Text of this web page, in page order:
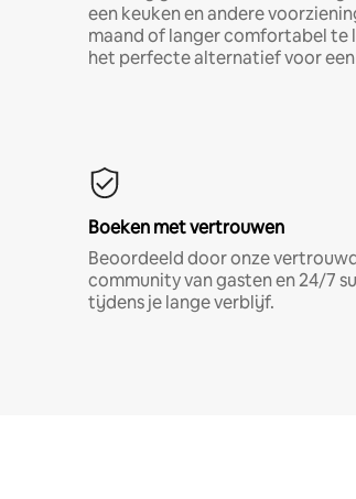
een keuken en andere
maand of langer comfortabel te
het perfecte alternatief voor
Boeken met vertrouwen
Beoordeeld door onze
community van gasten en 24/7
tijdens je lange verblijf.